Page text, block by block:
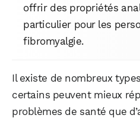
offrir des propriétés
particulier pour les
fibromyalgie.
Il existe de nombreux
certains peuvent mieux
problèmes de santé que